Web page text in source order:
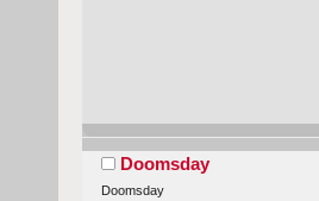
Doomsday
Doomsday